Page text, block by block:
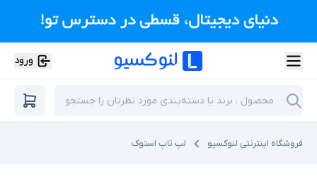
ورود
فروشگاه اینترنتی لنوکسیو لپ تاپ استوک